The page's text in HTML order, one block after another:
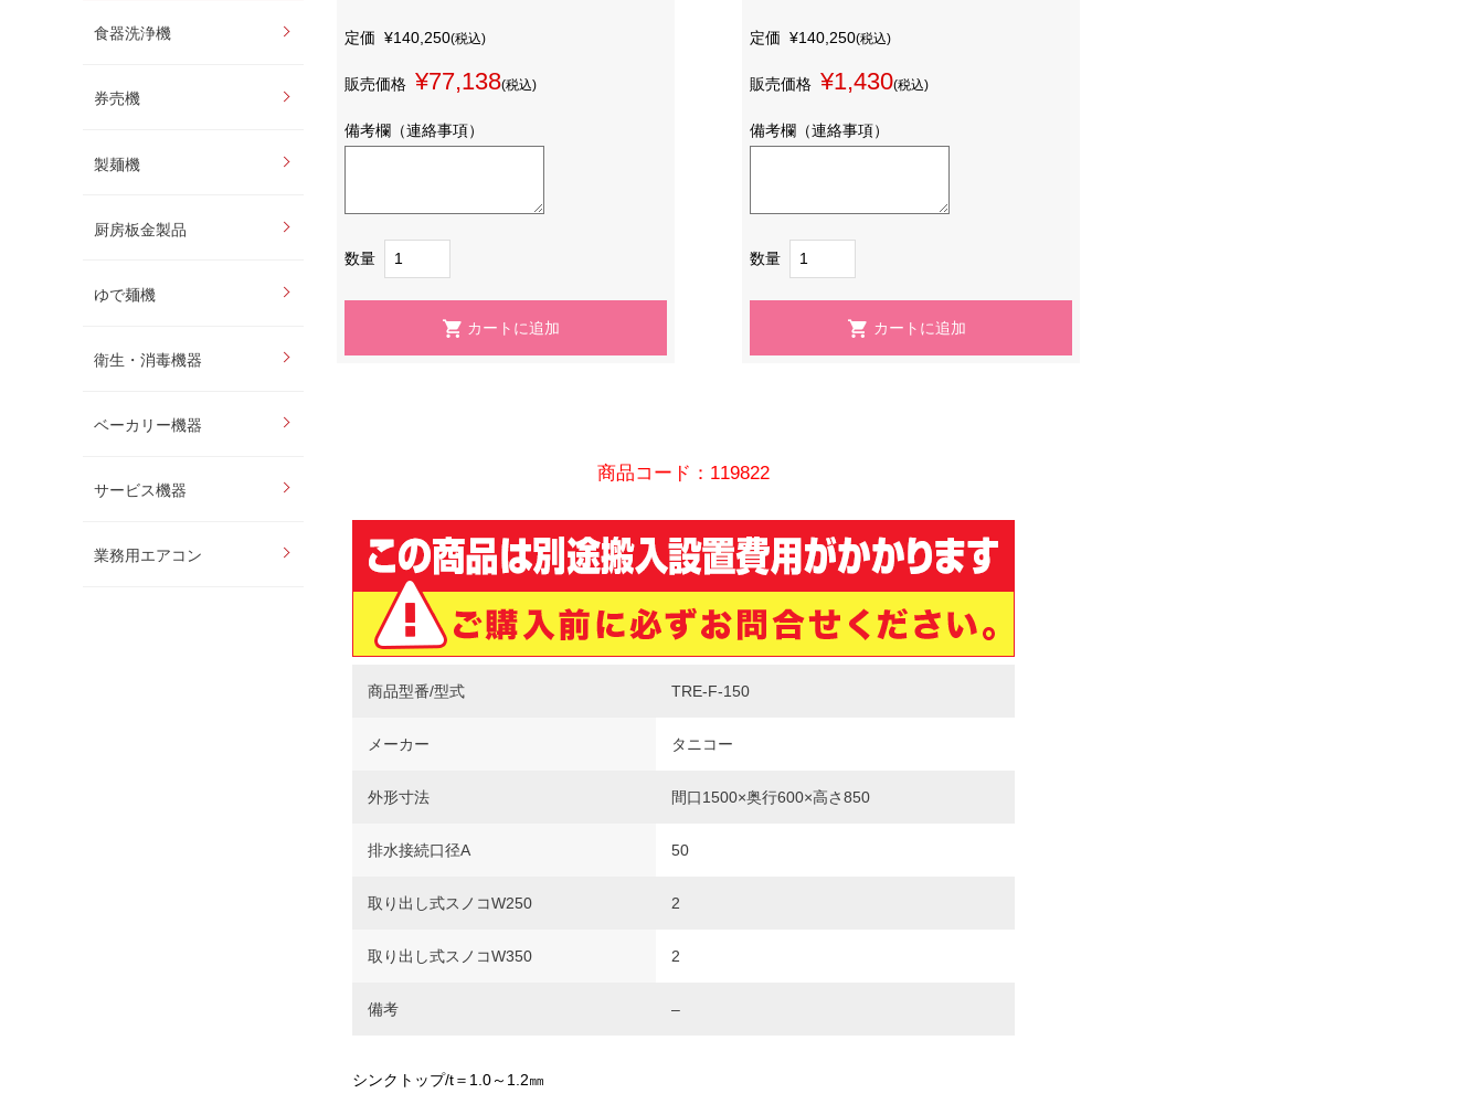
食器洗浄機
券売機
製麺機
厨房板金製品
ゆで麺機
衛生・消毒機器
ベーカリー機器
サービス機器
業務用エアコン
定価 ¥140,250(税込)
販売価格 ¥77,138(税込)
備考欄（連絡事項）
数量
定価 ¥140,250(税込)
販売価格 ¥1,430(税込)
備考欄（連絡事項）
数量
商品コード：119822
商品型番/型式 TRE-F-150
メーカー タニコー
外形寸法 間口1500×奥行600×高さ850
排水接続口径A 50
取り出し式スノコW250 2
取り出し式スノコW350 2
備考 –
シンクトップ/t＝1.0～1.2㎜